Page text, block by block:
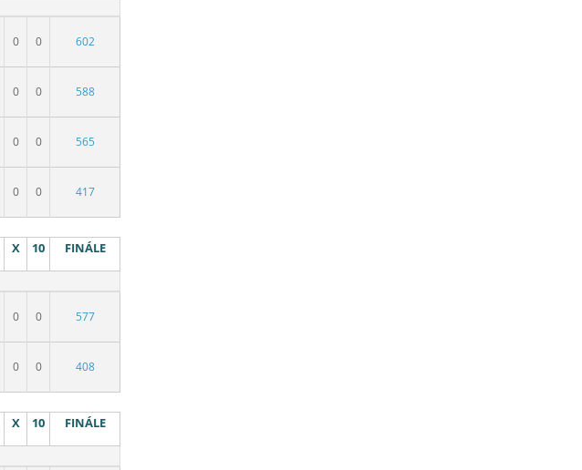
0 0 602
0 0 588
0 0 565
0 0 417
X 10 FINÁLE
0 0 577
0 0 408
X 10 FINÁLE